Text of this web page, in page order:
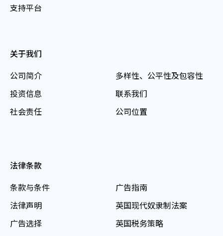
支持平台
关于我们
公司简介
投资信息
社会责任
多样性、公平性及包容性
联系我们
公司位置
法律条款
条款与条件
法律声明
广告选择
广告指南
英国现代奴隶制法案
英国税务策略